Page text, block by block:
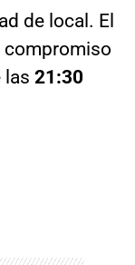
de local. El
compromiso
las 21:30